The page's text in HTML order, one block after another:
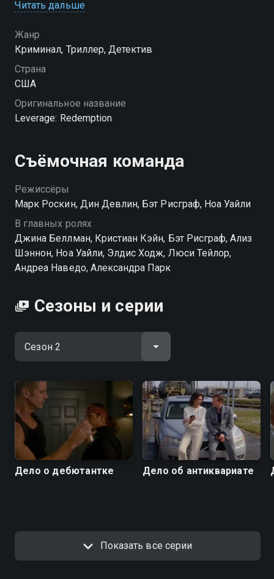
награбленное: Искупление вы можете совершенно
бесплатно в хорошем HD качестве на Смотрёшке
Читать дальше
Жанр
Криминал, Триллер, Детектив
Страна
США
Оригинальное название
Leverage: Redemption
Съёмочная команда
Режиссёры
Марк Роскин, Дин Девлин, Бэт Рисграф, Ноа Уайли
В главных ролях
Джина Беллман, Кристиан Кэйн, Бэт Рисграф, Ализ
Шэннон, Ноа Уайли, Элдис Ходж, Люси Тейлор,
Андреа Наведо, Александра Парк
Сезоны и серии
Дело о дебютантке Дело об антиквариате
Показать все серии